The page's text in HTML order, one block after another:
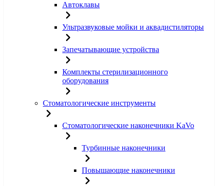
Автоклавы
Ультразвуковые мойки и аквадистиляторы
Запечатывающие устройства
Комплекты стерилизационного
оборудования
Стоматологические инструменты
Стоматологические наконечники KaVo
Турбинные наконечники
Повышающие наконечники